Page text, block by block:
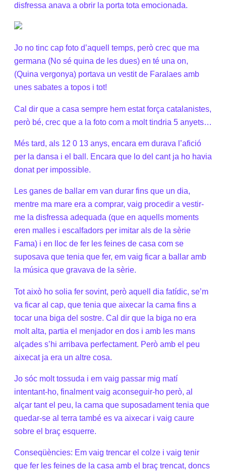
disfressa anava a obrir la porta tota emocionada.
Jo no tinc cap foto d’aquell temps, però crec que ma
germana (No sé quina de les dues) en té una on,
(Quina vergonya) portava un vestit de Faralaes amb
unes sabates a topos i tot!
Cal dir que a casa sempre hem estat força catalanistes,
però bé, crec que a la foto com a molt tindria 5 anyets…
Més tard, als 12 0 13 anys, encara em durava l’afició
per la dansa i el ball. Encara que lo del cant ja ho havia
donat per impossible.
Les ganes de ballar em van durar fins que un dia,
mentre ma mare era a comprar, vaig procedir a vestir-
me la disfressa adequada (que en aquells moments
eren malles i escalfadors per imitar als de la sèrie
Fama) i en lloc de fer les feines de casa com se
suposava que tenia que fer, em vaig ficar a ballar amb
la música que gravava de la sèrie.
Tot això ho solia fer sovint, però aquell dia fatídic, se’m
va ficar al cap, que tenia que aixecar la cama fins a
tocar una biga del sostre. Cal dir que la biga no era
molt alta, partia el menjador en dos i amb les mans
alçades s’hi arribava perfectament. Però amb el peu
aixecat ja era un altre cosa.
Jo sóc molt tossuda i em vaig passar mig matí
intentant-ho, finalment vaig aconseguir-ho però, al
alçar tant el peu, la cama que suposadament tenia que
quedar-se al terra també es va aixecar i vaig caure
sobre el braç esquerre.
Conseqüències: Em vaig trencar el colze i vaig tenir
que fer les feines de la casa amb el braç trencat, doncs